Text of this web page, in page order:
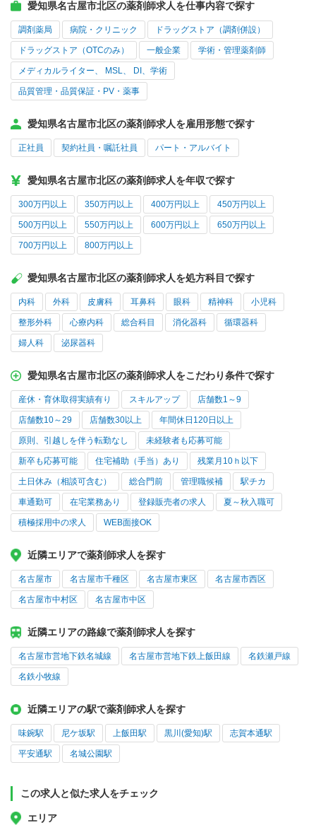
愛知県名古屋市北区の薬剤師求人を仕事内容で探す
調剤薬局 病院・クリニック ドラッグストア（調剤併設）
ドラッグストア（OTCのみ） 一般企業 学術・管理薬剤師
メディカルライター、 MSL、 DI、学術
品質管理・品質保証・PV・薬事
愛知県名古屋市北区の薬剤師求人を雇用形態で探す
正社員 契約社員・嘱託社員 パート・アルバイト
愛知県名古屋市北区の薬剤師求人を年収で探す
300万円以上 350万円以上 400万円以上 450万円以上
500万円以上 550万円以上 600万円以上 650万円以上
700万円以上 800万円以上
愛知県名古屋市北区の薬剤師求人を処方科目で探す
内科 外科 皮膚科 耳鼻科 眼科 精神科 小児科
整形外科 心療内科 総合科目 消化器科 循環器科
婦人科 泌尿器科
愛知県名古屋市北区の薬剤師求人をこだわり条件で探す
産休・育休取得実績有り スキルアップ 店舗数1～9
店舗数10～29 店舗数30以上 年間休日120日以上
原則、引越しを伴う転勤なし 未経験者も応募可能
新卒も応募可能 住宅補助（手当）あり 残業月10ｈ以下
土日休み（相談可含む） 総合門前 管理職候補 駅チカ
車通勤可 在宅業務あり 登録販売者の求人 夏～秋入職可
積極採用中の求人 WEB面接OK
近隣エリアで薬剤師求人を探す
名古屋市 名古屋市千種区 名古屋市東区 名古屋市西区
名古屋市中村区 名古屋市中区
近隣エリアの路線で薬剤師求人を探す
名古屋市営地下鉄名城線 名古屋市営地下鉄上飯田線 名鉄瀬戸線
名鉄小牧線
近隣エリアの駅で薬剤師求人を探す
味鋺駅 尼ケ坂駅 上飯田駅 黒川(愛知)駅 志賀本通駅
平安通駅 名城公園駅
この求人と似た求人をチェック
エリア